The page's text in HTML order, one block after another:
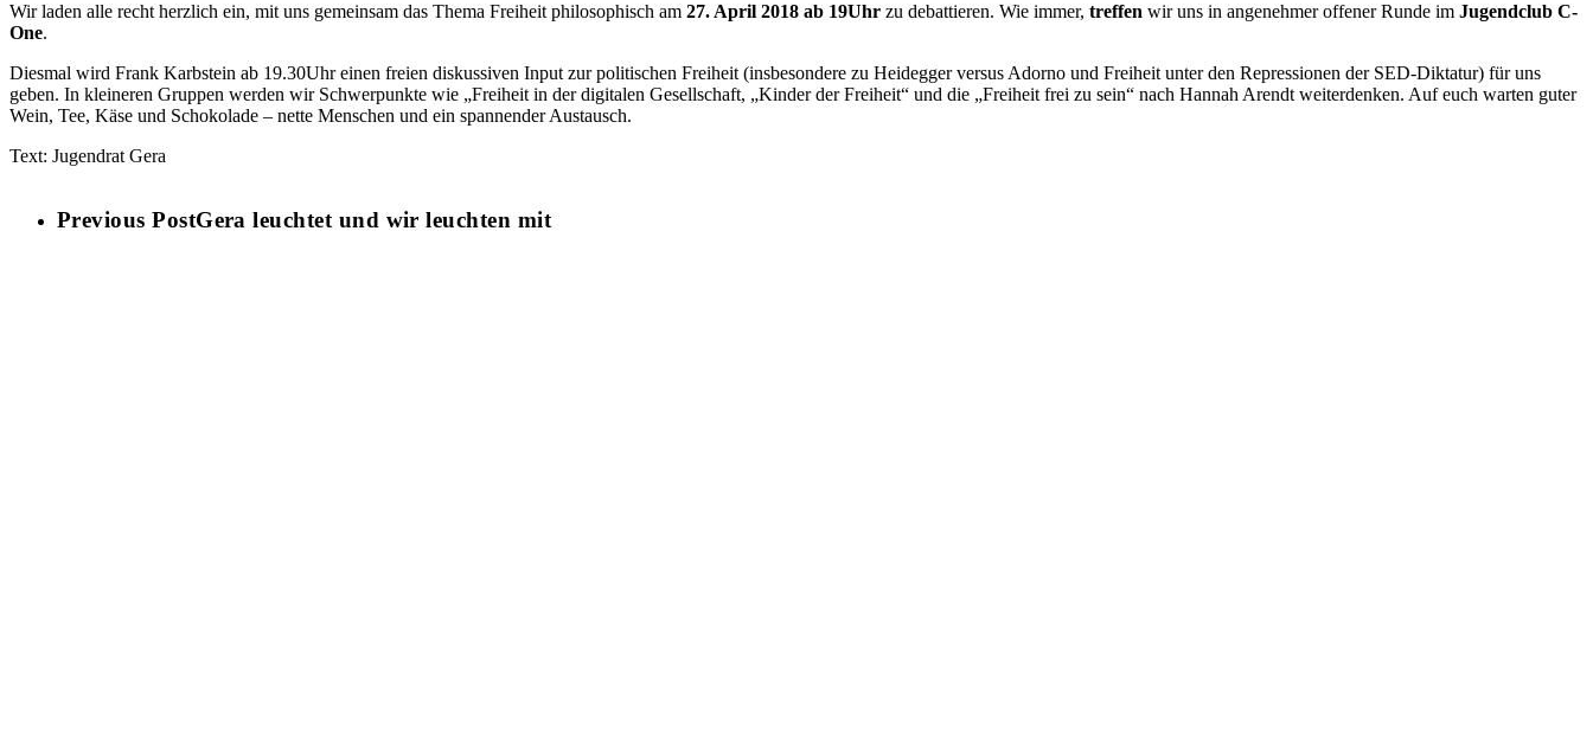
Wir laden alle recht herzlich ein, mit uns gemeinsam das Thema Freiheit philosophisch am 27. April 2018 ab 19Uhr zu debattieren. Wie immer, treffen wir uns in angenehmer offener Runde im Jugendclub C-
One.
Diesmal wird Frank Karbstein ab 19.30Uhr einen freien diskussiven Input zur politischen Freiheit (insbesondere zu Heidegger versus Adorno und Freiheit unter den Repressionen der SED-Diktatur) für uns
geben. In kleineren Gruppen werden wir Schwerpunkte wie „Freiheit in der digitalen Gesellschaft, „Kinder der Freiheit“ und die „Freiheit frei zu sein“ nach Hannah Arendt weiterdenken. Auf euch warten guter
Wein, Tee, Käse und Schokolade – nette Menschen und ein spannender Austausch.
Text: Jugendrat Gera
Previous PostGera leuchtet und wir leuchten mit